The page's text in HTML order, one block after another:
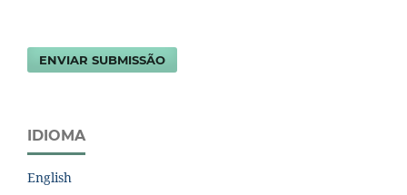
ENVIAR SUBMISSÃO
IDIOMA
English